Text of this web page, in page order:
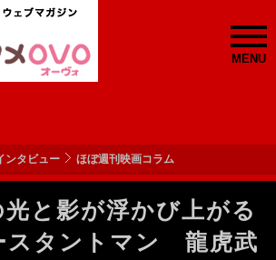
MENU
ンタビュー ほぼ週刊映画コラム
と影が浮かび上がる
スタントマン 龍虎武